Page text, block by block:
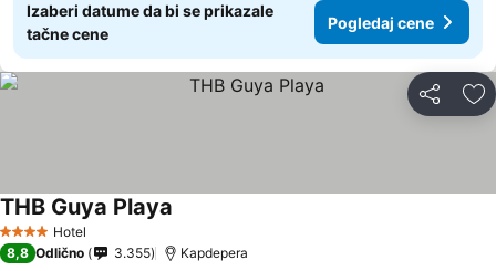
Izaberi datume da bi se prikazale
tačne cene
Pogledaj cene
Deli
4 ZvezdiceHotel
THB Guya Playa
8,8 Odlično 3.355 Kapdepera